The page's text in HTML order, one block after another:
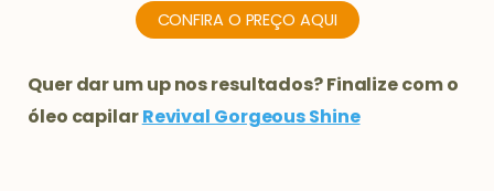
CONFIRA O PREÇO AQUI
Quer dar um up nos resultados? Finalize com o
óleo capilarRevival Gorgeous Shine